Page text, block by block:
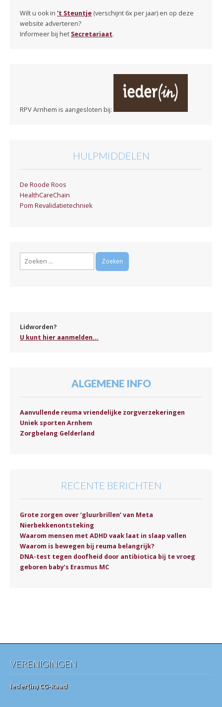
Wilt u ook in 't Steuntje (verschijnt 6x per jaar) en op deze
website adverteren?
Informeer bij het Secretariaat.
RPV Arnhem is aangesloten bij:
HULPMIDDELEN
De Roode Roos
HealthCareChain
Pom Revalidatietechniek
Zoeken
Lidworden?
U kunt hier aanmelden...
ALGEMENE INFO
Aanvullende reuma vriendelijke zorgverzekeringen
Uniek sporten Arnhem
Zorgbelang Gelderland
RECENTE BERICHTEN
Grote zorgen over ‘gluurbrillen’ van Meta
Nierbekkenontsteking
Waarom mensen met ADHD vaak laat in slaap vallen
Waarom is bewegen bij reuma belangrijk?
DNA-test tegen doofheid door antibiotica bij te vroeg
geboren baby’s Erasmus MC
VERENIGINGEN
Ieder(in) CG-Raad